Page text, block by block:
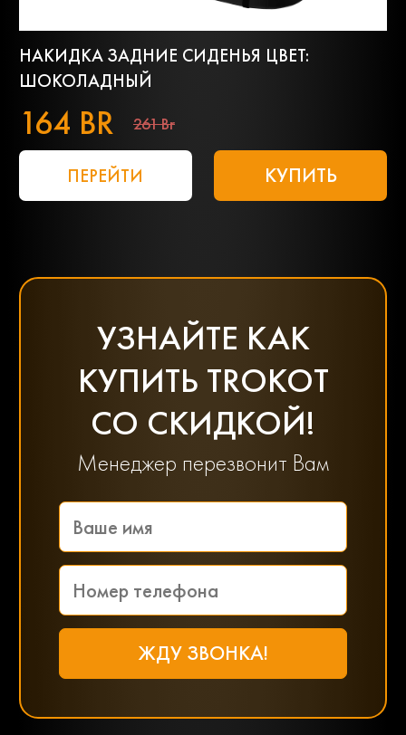
НАКИДКА ЗАДНИЕ СИДЕНЬЯ ЦВЕТ:
ШОКОЛАДНЫЙ
164 BR 261 Br
ПЕРЕЙТИ КУПИТЬ
УЗНАЙТЕ КАК
КУПИТЬ TROKOT
СО СКИДКОЙ!
Менеджер перезвонит Вам